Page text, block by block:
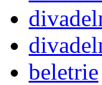
beletrie